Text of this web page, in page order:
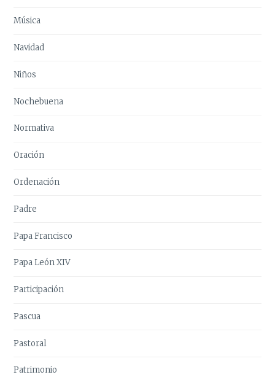
Música
Navidad
Niños
Nochebuena
Normativa
Oración
Ordenación
Padre
Papa Francisco
Papa León XIV
Participación
Pascua
Pastoral
Patrimonio